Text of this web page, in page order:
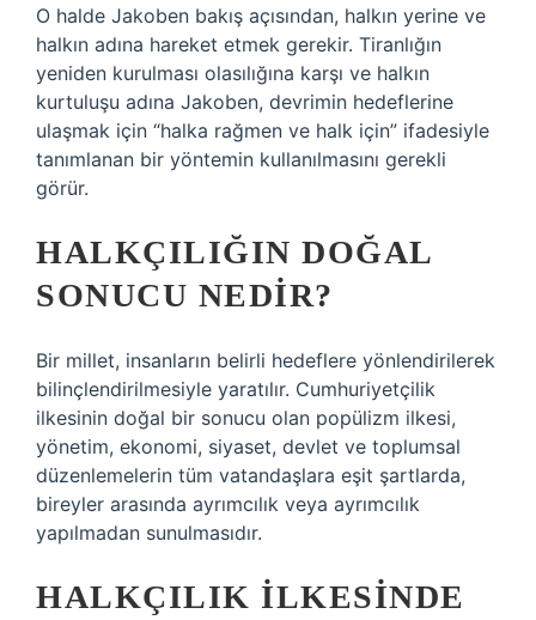
O halde Jakoben bakış açısından, halkın yerine ve
halkın adına hareket etmek gerekir. Tiranlığın
yeniden kurulması olasılığına karşı ve halkın
kurtuluşu adına Jakoben, devrimin hedeflerine
ulaşmak için “halka rağmen ve halk için” ifadesiyle
tanımlanan bir yöntemin kullanılmasını gerekli
görür.
HALKÇILIĞIN DOĞAL
SONUCU NEDIR?
Bir millet, insanların belirli hedeflere yönlendirilerek
bilinçlendirilmesiyle yaratılır. Cumhuriyetçilik
ilkesinin doğal bir sonucu olan popülizm ilkesi,
yönetim, ekonomi, siyaset, devlet ve toplumsal
düzenlemelerin tüm vatandaşlara eşit şartlarda,
bireyler arasında ayrımcılık veya ayrımcılık
yapılmadan sunulmasıdır.
HALKÇILIK ILKESINDE